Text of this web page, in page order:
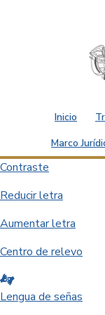
Saltar al contenido
Inicio
Marco
Contraste
Reducir letra
Aumentar letra
Centro de relevo
Lengua de señas